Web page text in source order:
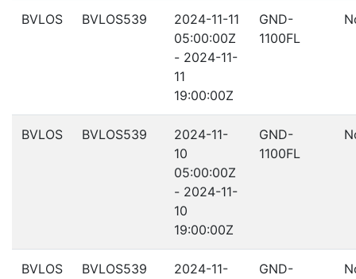
BVLOS BVLOS539
2024-11-11
05:00:00Z
- 2024-11-
11
19:00:00Z
GND-
1100FL
BVLOS BVLOS539
2024-11-
10
05:00:00Z
- 2024-11-
10
19:00:00Z
GND-
1100FL
BVLOS BVLOS539
2024-11-
GND-